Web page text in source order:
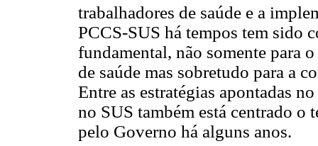
trabalhadores de saúde e a
PCCS-SUS há tempos tem sido
fundamental, não somente para
de saúde mas sobretudo para a
Entre as estratégias apontadas
no SUS também está centrado o
pelo Governo há alguns anos.